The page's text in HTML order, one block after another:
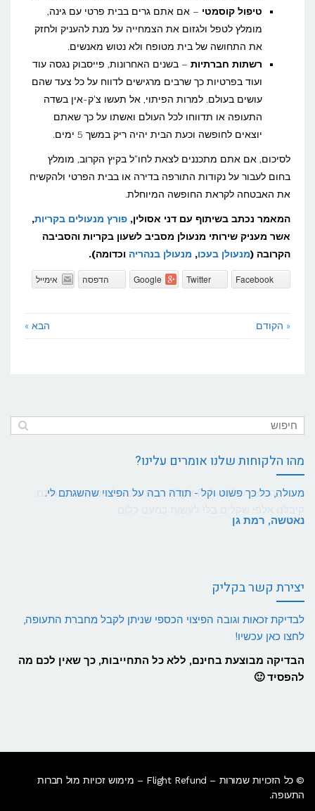
טיפול קוסמטי – אם אתם גרים בבית פרטי עם גינה,
מומלץ לטפל ולגזום את הצמחייה על מנת להעניק ולחזק
את התחושה של בית מטופח ולא נטוש מאנשים.
רשתות חברתיות – בשנים האחרונות, פייסבוק נגסה עוד
ועוד בפרטיות כך שרבים מרגישים לדווח על כל צעד שהם
עושים בעולם. למרות הפיתוי, אל תעשו צ'ק-אין בשדה
התעופה או תדווחו לכל העולם ואשתו על כך שאתם
יוצאים לחופשה וכעת הבית יהיה ריק במשך 5 ימים.
לסיכום, אם אתם מתכננים לצאת לחו"ל בקיץ הקרוב, מומלץ
בחום לעבור על נקודות התורפה בדירה או בבית הפרטי ולהקשיח
את האבטחה לקראת החופשה המיוחלת.
המאמר נכתב בשיתוף עם דני אסולין, פורץ מנעולים בקריות,
אשר מעניק שירותי מנעולן מסביב לשעון בקריות והסביבה
הקרובה (מנעולן בעכו, מנעולן בנהריה וכדומה).
Facebook
Twitter
Google הדפסה אימייל
« הקודם הבא »
מהו הלקוחות שלנו אומרים עלינו?
מעולה, כל כך פשוט וקל - תודה רבה על הפיצוי שהשגתם לי.
נאטשה, רמת גן
יצירת קשר בקליק
לבדיקת זכאות וגובה הפיצוי הכספי שניתן לקבל מחברת התעופה,
לחצו כאן עכשיו!
הבדיקה מבוצעת בחינם, ללא כל התחייבות, כך שאין לכם מה
להפסיד 🙂
© כל הזכויות שמורות – Flight Refund – מימוש זכויות מול חברות
התעופה.